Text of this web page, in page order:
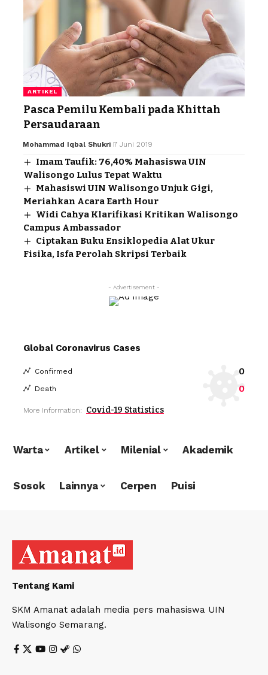
ARTIKEL
Pasca Pemilu Kembali pada Khittah
Persaudaraan
Mohammad Iqbal Shukri 7 Juni 2019
Imam Taufik: 76,40% Mahasiswa UIN
Walisongo Lulus Tepat Waktu
Mahasiswi UIN Walisongo Unjuk Gigi,
Meriahkan Acara Earth Hour
Widi Cahya Klarifikasi Kritikan Walisongo
Campus Ambassador
Ciptakan Buku Ensiklopedia Alat Ukur
Fisika, Isfa Perolah Skripsi Terbaik
- Advertisement -
Global Coronavirus Cases
Confirmed 0
Death 0
More Information: Covid-19 Statistics
Warta Artikel Milenial Akademik
Sosok Lainnya Cerpen Puisi
Tentang Kami
SKM Amanat adalah media pers mahasiswa UIN
Walisongo Semarang.